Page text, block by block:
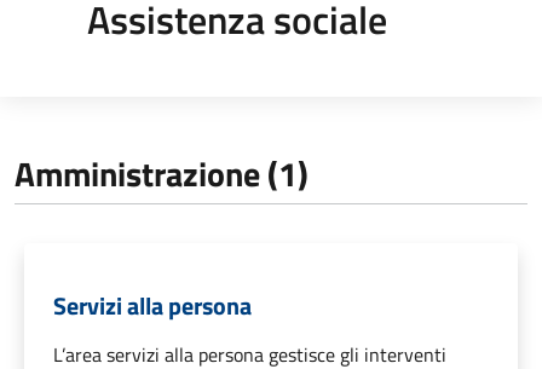
Assistenza sociale
Amministrazione (1)
Servizi alla persona
L’area servizi alla persona gestisce gli interventi